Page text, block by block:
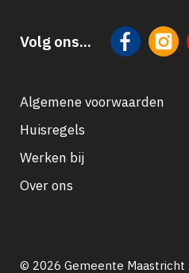
Volg ons...
Footer
navigatie
Algemene voorwaarden
Huisregels
Werken bij
Over ons
© 2026 Gemeente Maastricht